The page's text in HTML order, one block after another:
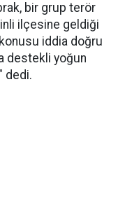
bir grup terör
ilçesine geldiği
iddia doğru
destekli yoğun
dedi.